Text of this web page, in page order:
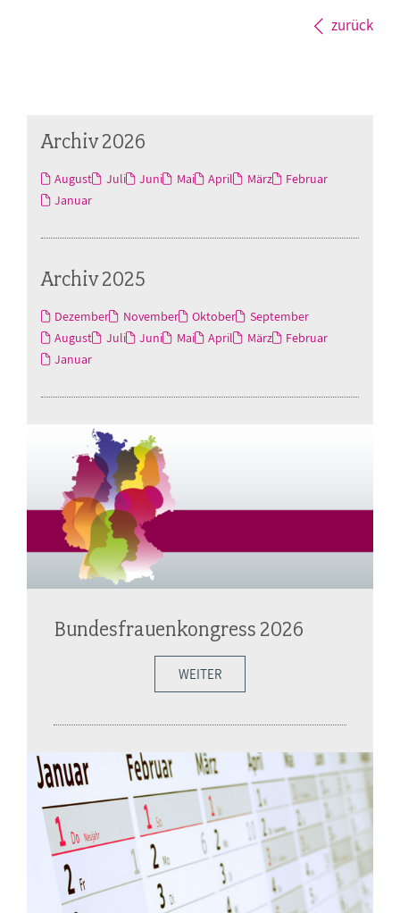
zurück
Archiv 2026
August Juli Juni Mai April März
Februar
Januar
Archiv 2025
Dezember November Oktober
September
August
Juli Juni Mai April März
Februar
Januar
Bundesfrauenkongress 2026
WEITER